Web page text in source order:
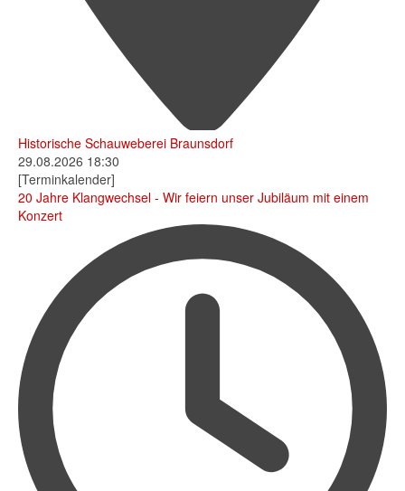
Historische Schauweberei Braunsdorf
29.08.2026 18:30
[Terminkalender]
20 Jahre Klangwechsel - Wir feiern unser Jubiläum mit einem
Konzert